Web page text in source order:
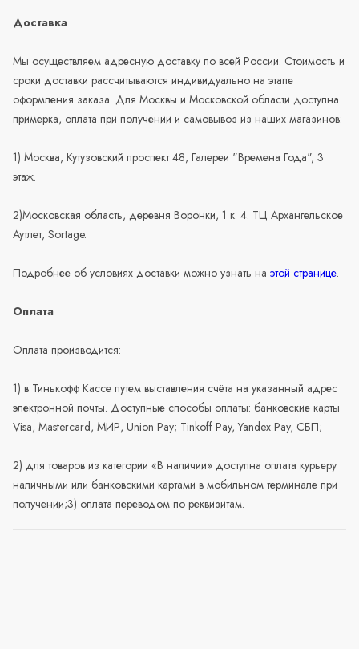
Доставка
Мы осуществляем адресную доставку по всей России. Стоимость и
сроки доставки рассчитываются индивидуально на этапе
оформления заказа. Для Москвы и Московской области доступна
примерка, оплата при получении и самовывоз из наших магазинов:
1) Москва, Кутузовский проспект 48, Галереи "Времена Года", 3
этаж.
2)Московская область, деревня Воронки, 1 к. 4. ТЦ Архангельское
Аутлет, Sortage.
Подробнее об условиях доставки можно узнать на этой странице.
Оплата
Оплата производится:
1) в Тинькофф Кассе путем выставления счёта на указанный адрес
электронной почты. Доступные способы оплаты: банковские карты
Visa, Mastercard, МИР, Union Pay; Tinkoff Pay, Yandex Pay, СБП;
2) для товаров из категории «В наличии» доступна оплата курьеру
наличными или банковскими картами в мобильном терминале при
получении;3) оплата переводом по реквизитам.